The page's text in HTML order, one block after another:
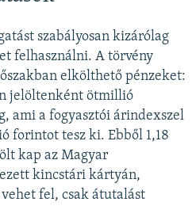
szabályosan kizárólag
felhasználni. A törvény
elkölthető pénzeket:
jelöltenként ötmillió
ami a fogyasztói árindexszel
forintot tesz ki. Ebből 1,18
kap az Magyar
kincstári kártyán,
fel, csak átutalást